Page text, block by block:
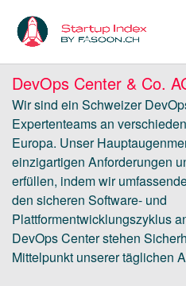
DevOps Center & Co.
Wir sind ein Schweizer
Expertenteams an
Europa. Unser
einzigartigen Anforderungen
erfüllen, indem wir
den sicheren Software- und
Plattformentwicklungszyklus
DevOps Center stehen
Mittelpunkt unserer täglichen